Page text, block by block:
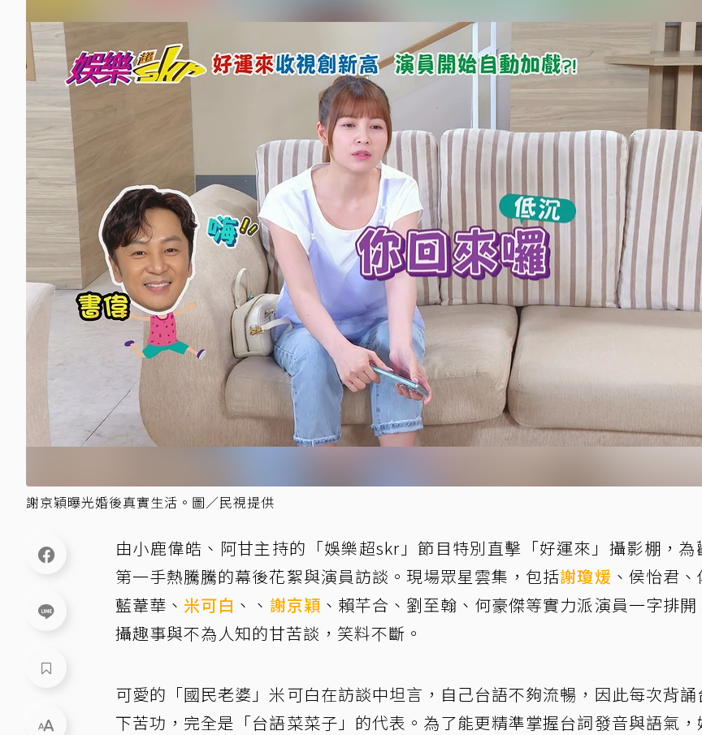
謝京穎曝光婚後真實生活。圖／民視提供
由小鹿偉皓、阿甘主持的「娛樂超skr」節目特別直擊「好運來」攝影棚，為
第一手熱騰騰的幕後花絮與演員訪談。現場眾星雲集，包括謝瓊煖 、侯怡君、
藍葦華、 米可白 、、 謝京穎 、賴芊合、劉至翰、何豪傑等實力派演員一字排
攝趣事與不為人知的甘苦談，笑料不斷。
可愛的「國民老婆」米可白在訪談中坦言，自己台語不夠流暢，因此每次背誦
下苦功，完全是「台語菜菜子」的代表。為了能更精準掌握台詞發音與語氣，